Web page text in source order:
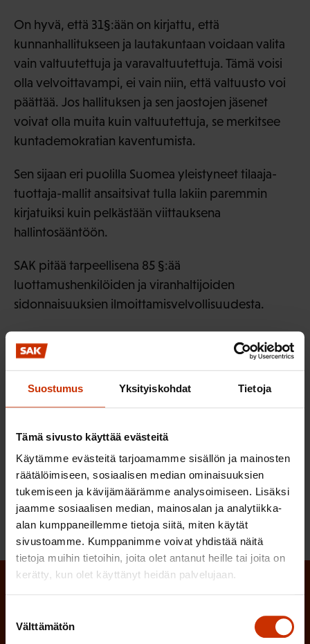
Suostumus Yksityiskohdat Tietoja
Tämä sivusto käyttää evästeitä
Käytämme evästeitä tarjoamamme sisällön ja mainosten
räätälöimiseen, sosiaalisen median ominaisuuksien
tukemiseen ja kävijämäärämme analysoimiseen. Lisäksi
jaamme sosiaalisen median, mainosalan ja analytiikka-
alan kumppaneillemme tietoja siitä, miten käytät
sivustoamme. Kumppanimme voivat yhdistää näitä
tietoja muihin tietoihin, joita olet antanut heille tai joita on
kerätty, kun olet käyttänyt heidän palvelujaan.
valinta
Välttämätön
On hyvä, että 31§:ään on kirjattu, että
kunnanhallitukseen ja lautakuntaan voidaan valita
vain valtuutettuja ja varavaltuutettuja. Tämä voisi
olla velvoittavampi, ei vain niin, että valtuusto voi
päättää. Jos hallituksen ja sen jaostojen jäsenet
voivat olla muita kuin valtuutettuja, se merkitsee
kuntademokratian kaventumista.
Sen sijaan eri puolilla Suomea yleistyneet tilaaja-
tuottaja-mallit ansaitsivat tulla lakiin paremmin
kirjatuiksi kuin pelkästään viittauksena
hallintosääntöön.
SAK pitää tarpeellisena 85 §:ää
luottamushenkilöiden ja viranhaltijoiden
sidonnaisuuksien ilmoittamisvelvollisuudesta.
kunnan arviointimenettelystä on säädetty119 §:ssä.
kustannustason nousua ja aiheuttavat siten
tulee poistaa lakitekstistä.
Suomen Ammattiliittojen Keskusjärjestö SAK ry
tapahtumista